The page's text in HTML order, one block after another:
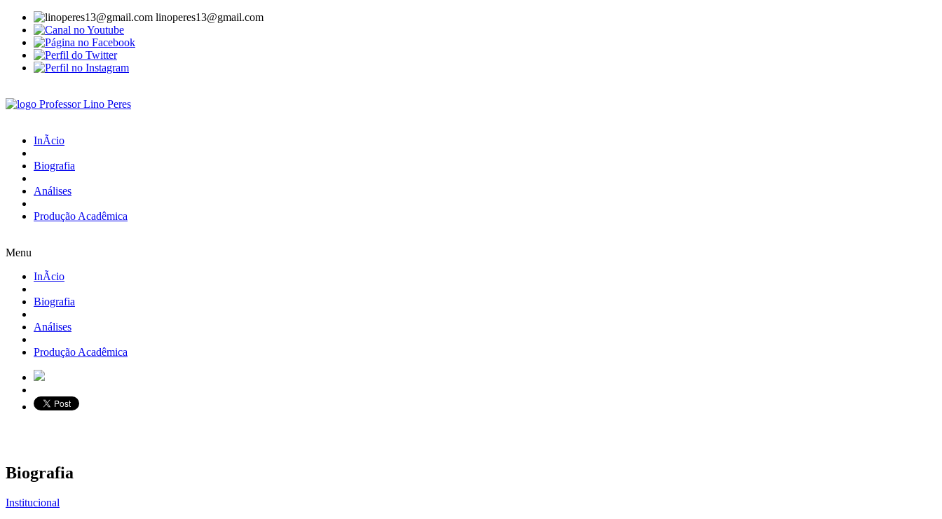
linoperes13@gmail.com
InÃ­cio
Biografia
Análises
Produção Acadêmica
Menu
InÃ­cio
Biografia
Análises
Produção Acadêmica
Biografia
Institucional